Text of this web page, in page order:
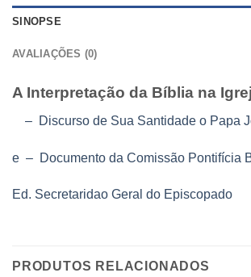
SINOPSE
AVALIAÇÕES (0)
A Interpretação da Bíblia na
– Discurso de Sua Santidade o Papa
e – Documento da Comissão Pontifícia
Ed. Secretaridao Geral do Episcopado
PRODUTOS RELACIONADOS